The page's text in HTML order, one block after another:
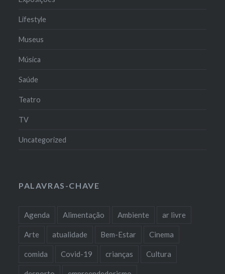
Lifestyle
Museus
Música
Saúde
Teatro
TV
Uncategorized
PALAVRAS-CHAVE
Agenda Alimentação Ambiente ar livre
Arte atualidade Bem-Estar Cinema
comida Covid-19 crianças Cultura